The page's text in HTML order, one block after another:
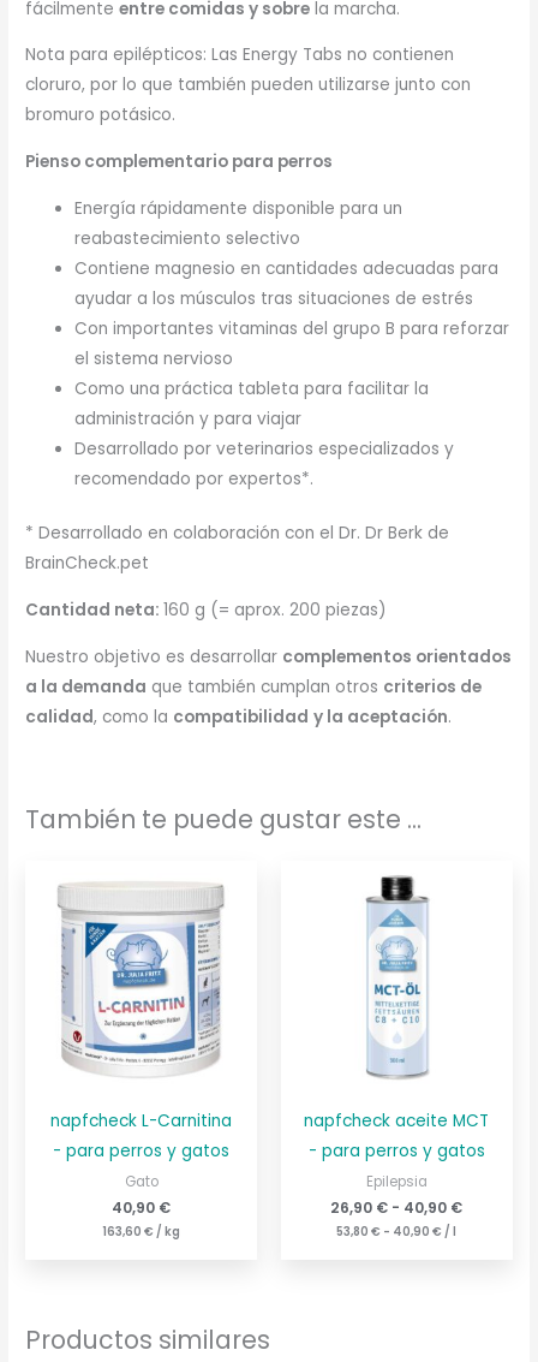
fácilmenteentre comidas y sobre la marcha.
Nota para epilépticos: Las Energy Tabs no contienen
cloruro, por lo que también pueden utilizarse junto con
bromuro potásico.
Pienso complementario para perros
Energía rápidamente disponible para un
reabastecimiento selectivo
Contiene magnesio en cantidades adecuadas para
ayudar a los músculos tras situaciones de estrés
Con importantes vitaminas del grupo B para reforzar
el sistema nervioso
Como una práctica tableta para facilitar la
administración y para viajar
Desarrollado por veterinarios especializados y
recomendado por expertos*.
* Desarrollado en colaboración con el Dr. Dr Berk de
BrainCheck.pet
Cantidad neta:160 g (= aprox. 200 piezas)
Nuestro objetivo es desarrollar complementos orientados
a la demanda que también cumplan otros criterios de
calidad, como la compatibilidad y la aceptación.
También te puede gustar este ...
napfcheck L-Carnitina
- para perros y gatos
Gato
40,90 €
163,60€ / kg
napfcheck aceite MCT
- para perros y gatos
Epilepsia
26,90 € - 40,90 €
53,80€ - 40,90€ /
Productos similares